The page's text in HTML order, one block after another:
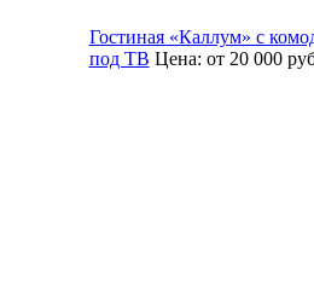
Гостиная «Каллум» с
под ТВ Цена: от 20 000